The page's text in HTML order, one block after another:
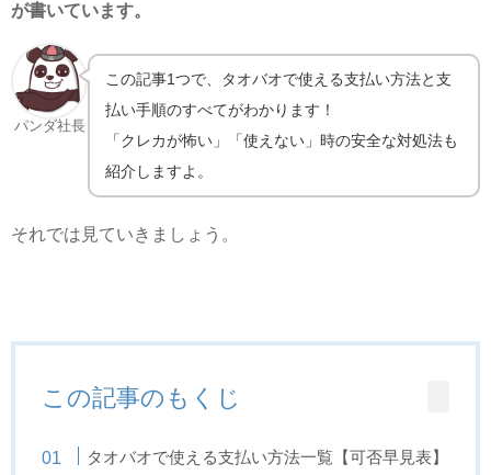
が書いています。
パンダ社長
この記事1つで、タオバオで使える支払い方法と支
払い手順のすべてがわかります！
「クレカが怖い」「使えない」時の安全な対処法も
紹介しますよ。
それでは見ていきましょう。
この記事のもくじ
タオバオで使える支払い方法一覧【可否早見表】